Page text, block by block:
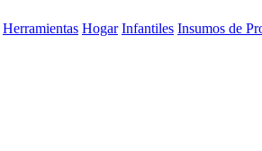
Herramientas Hogar Infantiles Insumos de